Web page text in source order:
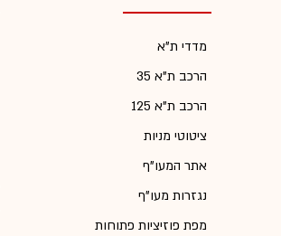
מדדי ת"א
הרכב ת"א 35
הרכב ת"א 125
ציטוטי מניות
אתר המעו"ף
נגזרות מעו"ף
מפת פוזיציות פתוחות